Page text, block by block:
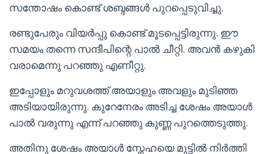
സന്തോഷം കൊണ്ട് ശബ്ദങ്ങൾ പുറപ്പെടുവിച്ചു.
രണ്ടുപേരും വിയർപ്പു കൊണ്ട് മൂടപ്പെട്ടിരുന്നു. ഈ
സമയം തന്നെ സന്ദീപിന്റെ പാൽ ചീറ്റി. അവൻ കഴുകി
വരാമെന്നു പറഞ്ഞു എണീറ്റു.
ഇപ്പോളും മറുവശത്ത് അയാളും അവളും മുടിഞ്ഞ
അടിയായിരുന്നു. കുറേനേരം അടിച്ച ശേഷം അയാൾ
പാൽ വരുന്നു എന്ന് പറഞ്ഞു കുണ്ണ പുറത്തെടുത്തു.
അതിനു ശേഷം അയാൾ സ്നേഹയെ മുട്ടിൽ നിർത്തി